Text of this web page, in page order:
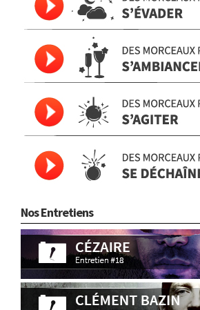
Nos Entretiens